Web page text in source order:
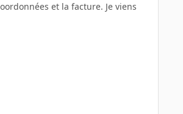
et la facture. Je viens